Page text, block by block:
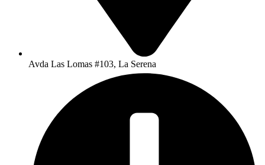
Avda Las Lomas #103, La Serena